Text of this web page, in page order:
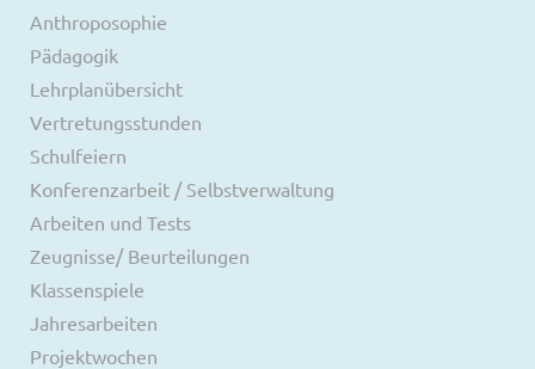
Anthroposophie
Pädagogik
Lehrplanübersicht
Vertretungsstunden
Schulfeiern
Konferenzarbeit / Selbstverwaltung
Arbeiten und Tests
Zeugnisse/ Beurteilungen
Klassenspiele
Jahresarbeiten
Projektwochen